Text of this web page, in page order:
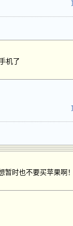
机了
暂时也不要买苹果啊